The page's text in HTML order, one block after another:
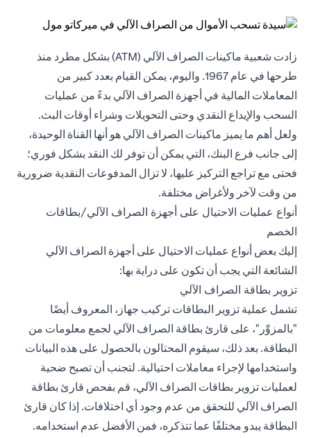
زادت شعبية ماكينات الصراف الآلي (ATM) بشكل مطرد منذ
طرحها في عام 1967. واليوم، يمكن القيام بعدد كبير من
المعاملات المالية في أجهزة الصراف الآلي بدءً من عمليات
السحب والإيداع النقدي وحتى التحويلات وشراء أوقات البث.
ولعل أهم ما يميز ماكينات الصراف الآلي هو أنها القناة الوحيدة،
إلى جانب فرع البنك، التي يمكن أن توفر لك النقد بشكل فوري؛
فحتى مع تراجع التركيز عليها، لا تزال المدفوعات النقدية ضرورية
من وقت لآخر ولأغراض مختلفة.
أنواع عمليات الاحتيال على أجهزة الصراف الآلي/بطاقات
الخصم
إليك بعض أنواع عمليات الاحتيال على أجهزة الصراف الآلي
الشائعة التي يجب أن تكون على دراية بها:
تزوير بطاقة الصراف الآلي
تشمل عملية تزوير البطاقات تركيب جهاز، المعروف أيضًا
"بالمزوِّر"، على قارئ بطاقة الصراف الآلي لجمع معلومات من
البطاقة. بعد ذلك، سيقوم المحتالون بالحصول على هذه البيانات
واستخدامها لإجراء معاملات احتيالية. لتجنب أن تصبح ضحية
لعمليات تزوير بطاقات الصراف الآلي، قم بفحص قارئ بطاقة
الصراف الآلي للتحقق من عدم وجود أي اختلافات. إذا كان قارئ
البطاقة يبدو مختلفًا عما تتذكره، فمن الأفضل عدم استخدامه.